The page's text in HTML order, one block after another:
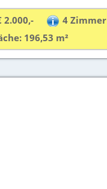
2.000,-
4 Zimmer
196,53 m²